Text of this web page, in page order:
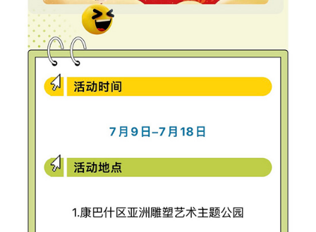
多语种频道
English
Русский язык
Deutsch Português